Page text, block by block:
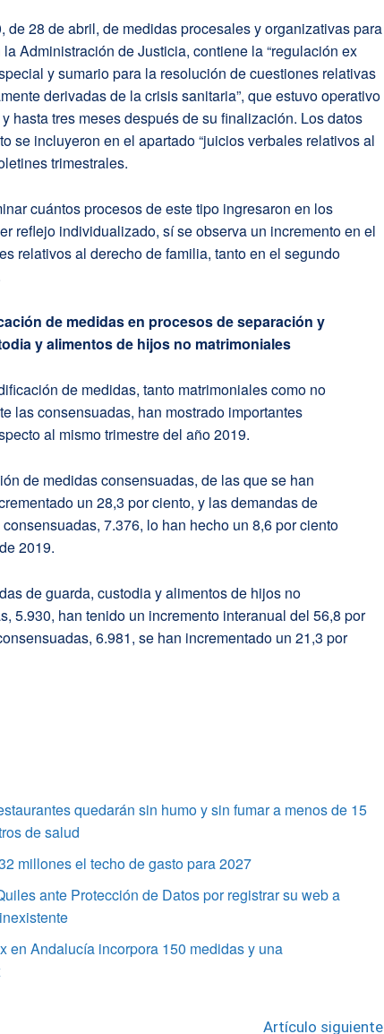
de 28 de abril, de medidas procesales y organizativas para
Administración de Justicia, contiene la “regulación ex
y sumario para la resolución de cuestiones relativas
derivadas de la crisis sanitaria”, que estuvo operativo
hasta tres meses después de su finalización. Los datos
se incluyeron en el apartado “juicios verbales relativos al
trimestrales.
cuántos procesos de este tipo ingresaron en los
reflejo individualizado, sí se observa un incremento en el
relativos al derecho de familia, tanto en el segundo
de medidas en procesos de separación y
y alimentos de hijos no matrimoniales
de medidas, tanto matrimoniales como no
las consensuadas, han mostrado importantes
al mismo trimestre del año 2019.
de medidas consensuadas, de las que se han
un 28,3 por ciento, y las demandas de
7.376, lo han hecho un 8,6 por ciento
2019.
de guarda, custodia y alimentos de hijos no
5.930, han tenido un incremento interanual del 56,8 por
6.981, se han incrementado un 21,3 por
quedarán sin humo y sin fumar a menos de 15
de salud
millones el techo de gasto para 2027
ante Protección de Datos por registrar su web a
en Andalucía incorpora 150 medidas y una
Artículo siguiente